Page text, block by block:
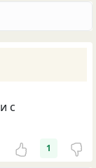
с
1